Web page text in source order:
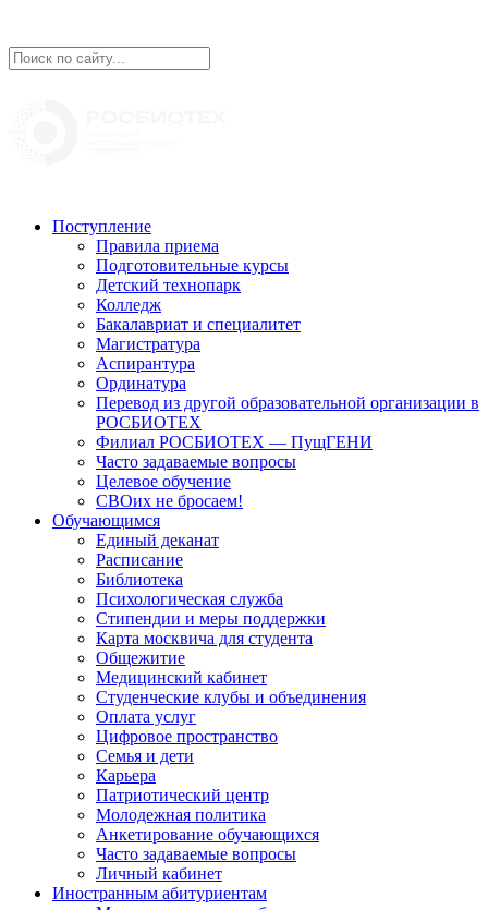
Поступление
Правила приема
Подготовительные курсы
Детский технопарк
Колледж
Бакалавриат и специалитет
Магистратура
Аспирантура
Ординатура
Перевод из другой образовательной организации в
РОСБИОТЕХ
Филиал РОСБИОТЕХ — ПущГЕНИ
Часто задаваемые вопросы
Целевое обучение
СВОих не бросаем!
Обучающимся
Единый деканат
Расписание
Библиотека
Психологическая служба
Стипендии и меры поддержки
Карта москвича для студента
Общежитие
Медицинский кабинет
Студенческие клубы и объединения
Оплата услуг
Цифровое пространство
Семья и дети
Карьера
Патриотический центр
Молодежная политика
Анкетирование обучающихся
Часто задаваемые вопросы
Личный кабинет
Иностранным абитуриентам